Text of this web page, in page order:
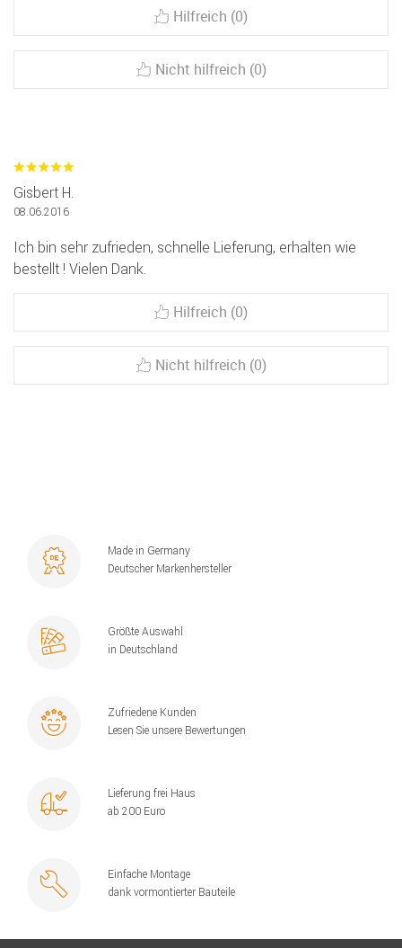
Hilfreich (0)
Nicht hilfreich (0)
Gisbert H.
08.06.2016
Ich bin sehr zufrieden, schnelle Lieferung, erhalten wie
bestellt ! Vielen Dank.
Hilfreich (0)
Nicht hilfreich (0)
Made in Germany
Deutscher Markenhersteller
Größte Auswahl
in Deutschland
Zufriedene Kunden
Lesen Sie unsere Bewertungen
Lieferung frei Haus
ab 200 Euro
Einfache Montage
dank vormontierter Bauteile